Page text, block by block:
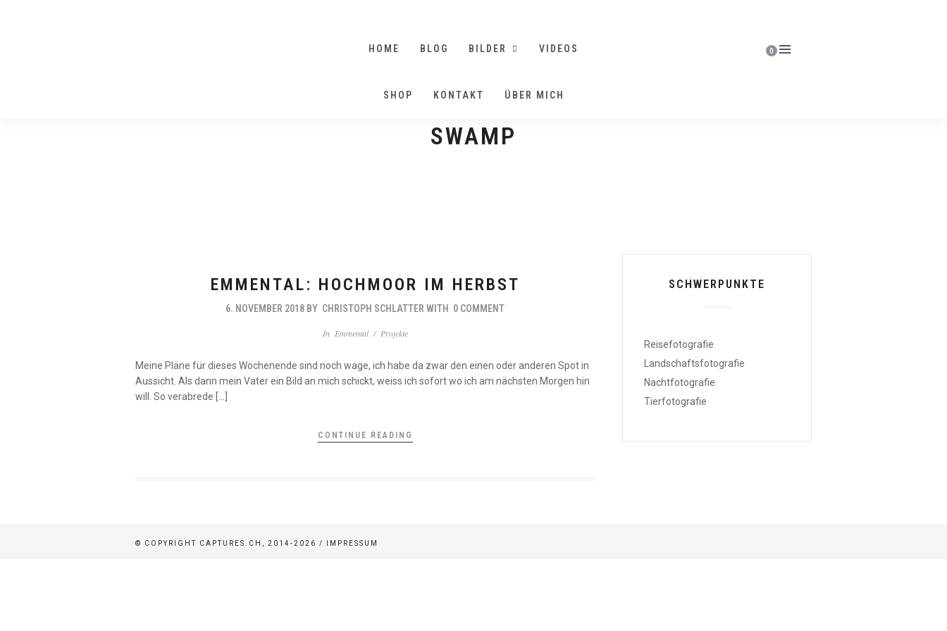
HOME BLOG BILDER VIDEOS 0
SHOP KONTAKT ÜBER MICH
SWAMP
EMMENTAL: HOCHMOOR IM HERBST
6. NOVEMBER 2018 BY CHRISTOPH SCHLATTER WITH 0 COMMENT
In Emmental/ Projekte
Meine Pläne für dieses Wochenende sind noch wage, ich habe da zwar den einen oder anderen Spot in
Aussicht. Als dann mein Vater ein Bild an mich schickt, weiss ich sofort wo ich am nächsten Morgen hin
will. So verabrede […]
CONTINUE READING
SCHWERPUNKTE
Reisefotografie
Landschaftsfotografie
Nachtfotografie
Tierfotografie
© COPYRIGHT CAPTURES.CH, 2014-2026 / IMPRESSUM